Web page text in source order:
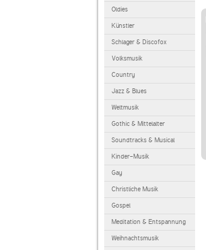
Oldies
Künstler
Schlager & Discofox
Volksmusik
Country
Jazz & Blues
Weltmusik
Gothic & Mittelalter
Soundtracks & Musical
Kinder-Musik
Gay
Christliche Musik
Gospel
Meditation & Entspannung
Weihnachtsmusik